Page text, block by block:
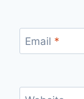
Email *